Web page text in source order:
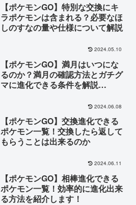
【ポケモンGO】特別な交換にキ
ラポケモンは含まれる？必要なほ
しのすなの量や仕様について解説
2024.05.10
【ポケモンGO】満月はいつにな
るのか？満月の確認方法とガチグ
マに進化できる条件を解説
2024.06.08
【ポケモンGO】交換進化できる
ポケモン一覧！交換したら返して
もらうことは出来るのか
2024.06.11
【ポケモンGO】相棒進化できる
ポケモン一覧！効率的に進化出来
る方法を紹介します！